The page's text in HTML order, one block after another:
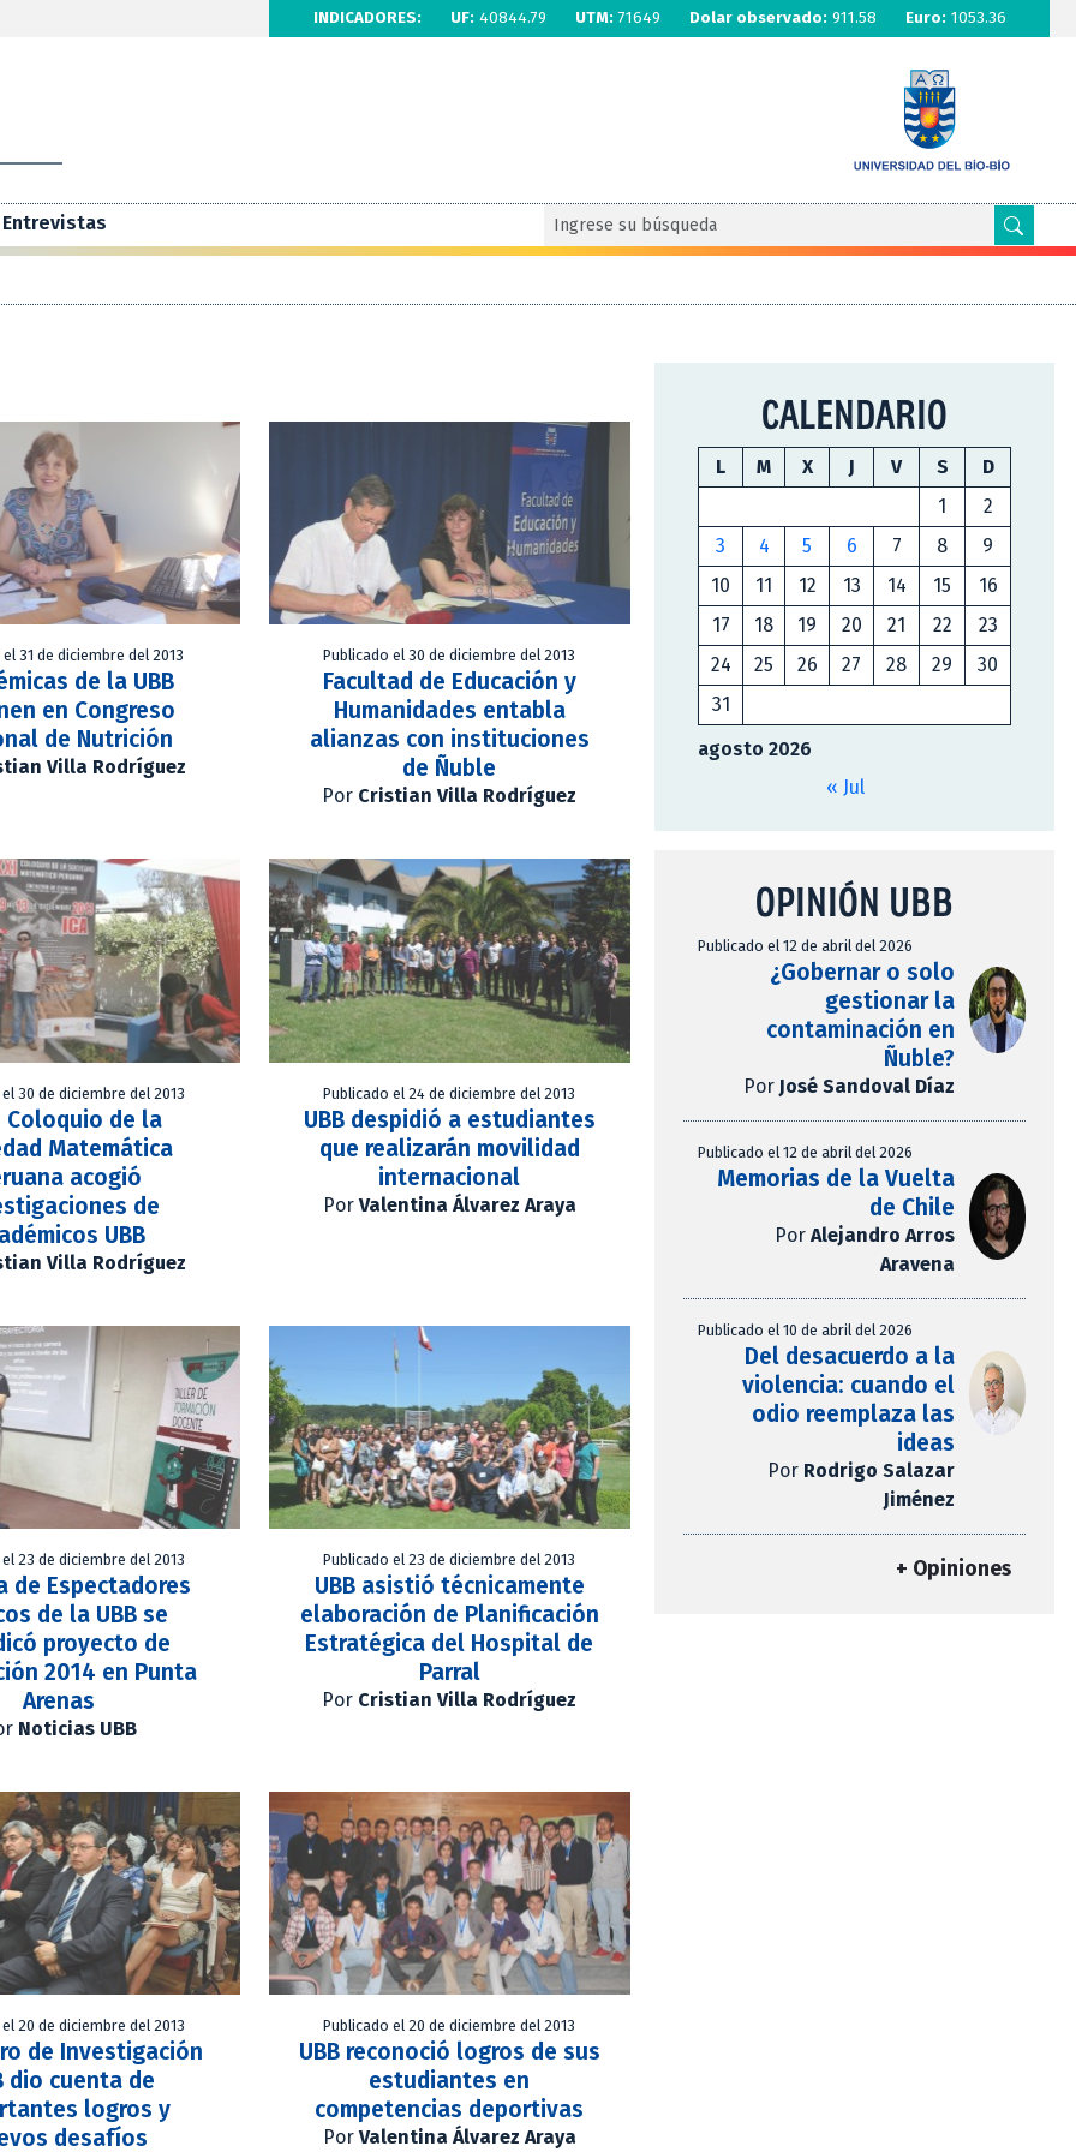
INDICADORES: UF: 40844.79 UTM: 71649 Dolar observado: 911.58 Euro: 1053.36
Entrevistas
31 de diciembre del 2013
de la UBB
en Congreso
de Nutrición
Villa Rodríguez
Publicado el 30 de diciembre del 2013
Facultad de Educación y
Humanidades entabla
alianzas con instituciones
de Ñuble
Por Cristian Villa Rodríguez
30 de diciembre del 2013
Coloquio de la
Matemática
acogió
de
UBB
Villa Rodríguez
Publicado el 24 de diciembre del 2013
UBB despidió a estudiantes
que realizarán movilidad
internacional
Por Valentina Álvarez Araya
23 de diciembre del 2013
de Espectadores
de la UBB se
proyecto de
2014 en Punta
Arenas
Noticias UBB
Publicado el 23 de diciembre del 2013
UBB asistió técnicamente
elaboración de Planificación
Estratégica del Hospital de
Parral
Por Cristian Villa Rodríguez
20 de diciembre del 2013
de Investigación
dio cuenta de
logros y
desafíos
Publicado el 20 de diciembre del 2013
UBB reconoció logros de sus
estudiantes en
competencias deportivas
Por Valentina Álvarez Araya
CALENDARIO
agosto 2026
L M X J V S
D
1
2
3
4 5 6 7 8
9
10
11 12 13 14 15
16
17
18 19 20 21 22
23
24
25 26 27 28 29
30
31
« Jul
OPINIÓN UBB
Publicado el 12 de abril del 2026
¿Gobernar o solo
gestionar la
contaminación en
Ñuble?
Por José Sandoval Díaz
Publicado el 12 de abril del 2026
Memorias de la Vuelta
de Chile
Por Alejandro Arros
Aravena
Publicado el 10 de abril del 2026
Del desacuerdo a la
violencia: cuando el
odio reemplaza las
ideas
Por Rodrigo Salazar
Jiménez
+ Opiniones